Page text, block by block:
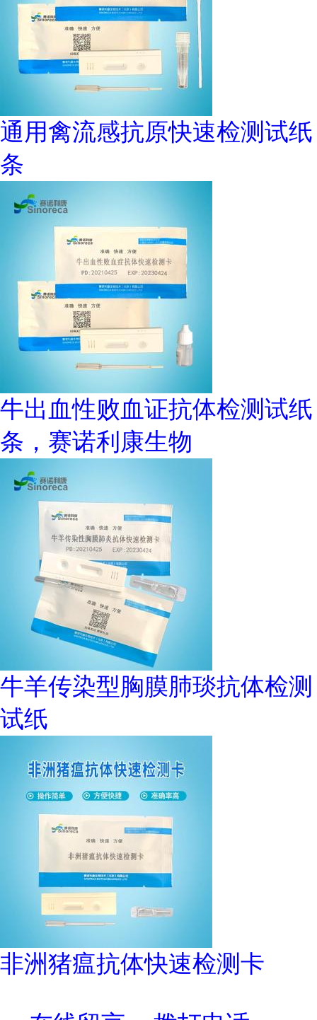
通用禽流感抗原快速检测试纸
条
牛出血性败血证抗体检测试纸
条，赛诺利康生物
牛羊传染型胸膜肺琰抗体检测
试纸
非洲猪瘟抗体快速检测卡